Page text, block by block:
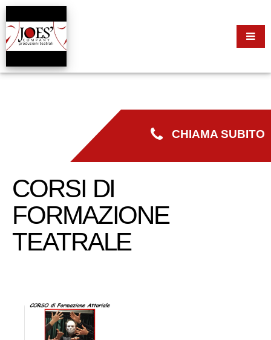
CHIAMA SUBITO
CORSI DI
FORMAZIONE
TEATRALE